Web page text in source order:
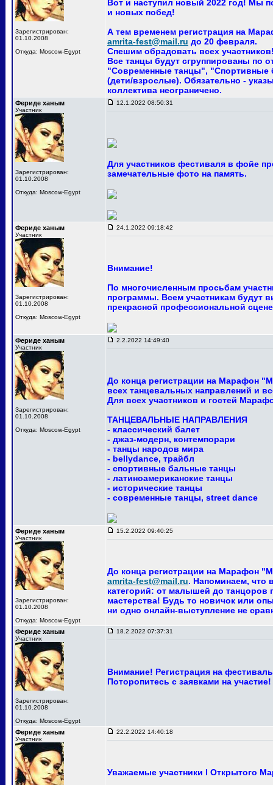
Зарегистрирован:
01.10.2008
Откуда: Moscow-Egypt
Вот и наступил новый 2022 год! Мы
и новых побед!
А тем временем регистрация на
amrita-fest@mail.ru до 20 февраля.
Спешим обрадовать всех
Все танцы будут сгруппированы по
"Современные танцы", "Спортивные
(дети/взрослые). Обязательно -
коллектива неограничено.
Фериде ханым
Участник
Зарегистрирован:
01.10.2008
Откуда: Moscow-Egypt
12.1.2022 08:50:31
Для участников фестиваля в фойе
замечательные фото на память.
Фериде ханым
Участник
Зарегистрирован:
01.10.2008
Откуда: Moscow-Egypt
24.1.2022 09:18:42
Внимание!
По многочисленным просьбам
программы. Всем участникам будут
прекрасной профессиональной
Фериде ханым
Участник
Зарегистрирован:
01.10.2008
Откуда: Moscow-Egypt
2.2.2022 14:49:40
До конца регистрации на Марафон
всех танцевальных направлений и
Для всех участников и гостей
ТАНЦЕВАЛЬНЫЕ НАПРАВЛЕНИЯ
- классический балет
- джаз-модерн, контемпорари
- танцы народов мира
- bellydance, трайбл
- спортивные бальные танцы
- латиноамериканские танцы
- исторические танцы
- современные танцы, street dance
Фериде ханым
Участник
Зарегистрирован:
01.10.2008
Откуда: Moscow-Egypt
15.2.2022 09:40:25
До конца регистрации на Марафон
amrita-fest@mail.ru. Напоминаем, что
категорий: от малышей до танцоров
мастерства! Будь то новичок или
ни одно онлайн-выступление не
Фериде ханым
Участник
Зарегистрирован:
01.10.2008
Откуда: Moscow-Egypt
18.2.2022 07:37:31
Внимание! Регистрация на
Поторопитесь с заявками на участие!
Фериде ханым
Участник
22.2.2022 14:40:18
Уважаемые участники I Открытого